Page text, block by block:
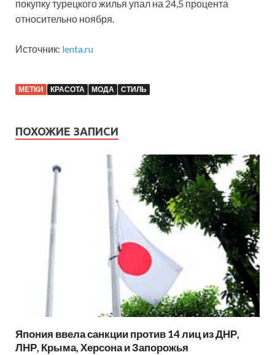
покупку турецкого жилья упал на 24,5 процента
относительно ноября.
Источник: lenta.ru
МЕТКИ КРАСОТА МОДА СТИЛЬ
ПОХОЖИЕ ЗАПИСИ
Япония ввела санкции против 14 лиц из ДНР,
ЛНР, Крыма, Херсона и Запорожья